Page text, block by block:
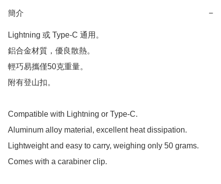
簡介 −
Lightning 或 Type-C 通用。
鋁合金材質，優良散熱。
輕巧易攜僅50克重量。
附有登山扣。
Compatible with Lightning or Type-C.
Aluminum alloy material, excellent heat dissipation.
Lightweight and easy to carry, weighing only 50 grams.
Comes with a carabiner clip.